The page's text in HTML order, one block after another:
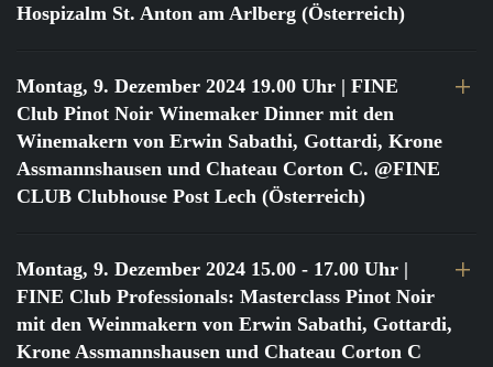
Hospizalm St. Anton am Arlberg (Österreich)
Montag, 9. Dezember 2024 19.00 Uhr | FINE
Club Pinot Noir Winemaker Dinner mit den
Winemakern von Erwin Sabathi, Gottardi, Krone
Assmannshausen und Chateau Corton C. @FINE
CLUB Clubhouse Post Lech (Österreich)
Montag, 9. Dezember 2024 15.00 - 17.00 Uhr |
FINE Club Professionals: Masterclass Pinot Noir
mit den Weinmakern von Erwin Sabathi, Gottardi,
Krone Assmannshausen und Chateau Corton C